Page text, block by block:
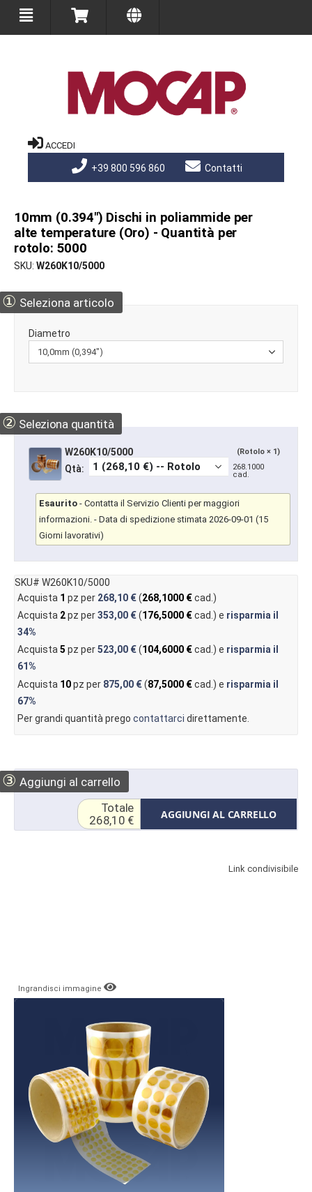
ACCEDI
+39 800 596 860 Contatti
10mm (0.394") Dischi in poliammide per
alte temperature (Oro) - Quantità per
rotolo: 5000
SKU W260K10/5000
① Seleziona articolo
Diametro
② Seleziona quantità
W260K10/5000 (Rotolo × 1)
Qtà:
268.1000
cad.
Esaurito - Contatta il Servizio Clienti per maggiori
informazioni. - Data di spedizione stimata 2026-09-01 (15
Giorni lavorativi)
SKU# W260K10/5000
Acquista 1 pz per 268,10 €(268,1000 €cad.)
Acquista 2pz per353,00 €(176,5000 €cad.) e risparmia il
34%
Acquista5 pz per523,00 €(104,6000 €cad.) e risparmia il
61%
Acquista 10pz per 875,00 €(87,5000 €cad.) e risparmia il
67%
Per grandi quantità prego contattarci direttamente.
③ Aggiungi al carrello
AGGIUNGI AL CARRELLO
Totale
268,10 €
Link condivisibile
Ingrandisci immagine